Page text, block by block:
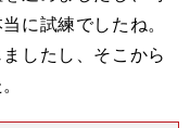
に試練でしたね。
したし、そこから